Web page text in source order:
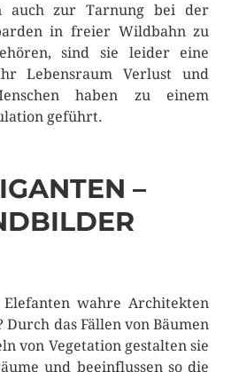
auch zur Tarnung bei der
in freier Wildbahn zu
sind sie leider eine
Lebensraum Verlust und
haben zu einem
geführt.
–
Elefanten wahre Architekten
das Fällen von Bäumen
von Vegetation gestalten sie
und beeinflussen so die